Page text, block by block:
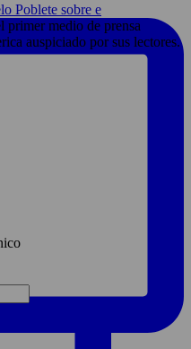
Poblete sobre e
primer medio de prensa
auspiciado por sus lectores.